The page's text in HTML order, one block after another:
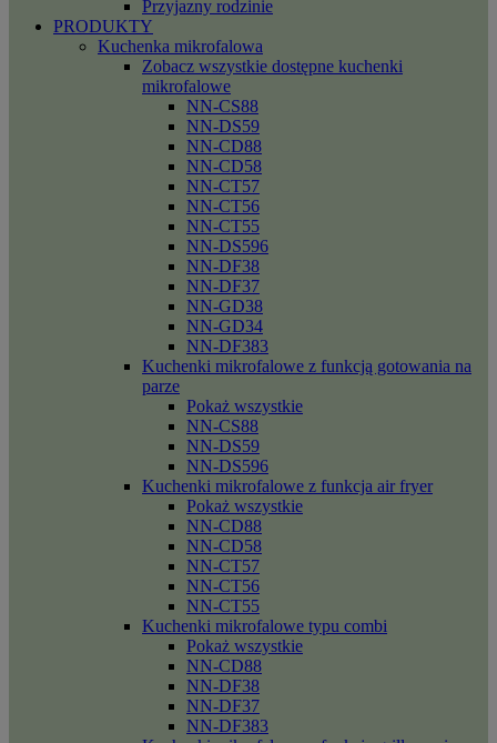
Przyjazny rodzinie
PRODUKTY
Kuchenka mikrofalowa
Zobacz wszystkie dostępne kuchenki
mikrofalowe
NN-CS88
NN-DS59
NN-CD88
NN-CD58
NN-CT57
NN-CT56
NN-CT55
NN-DS596
NN-DF38
NN-DF37
NN-GD38
NN-GD34
NN-DF383
Kuchenki mikrofalowe z funkcją gotowania na
parze
Pokaż wszystkie
NN-CS88
NN-DS59
NN-DS596
Kuchenki mikrofalowe z funkcja air fryer
Pokaż wszystkie
NN-CD88
NN-CD58
NN-CT57
NN-CT56
NN-CT55
Kuchenki mikrofalowe typu combi
Pokaż wszystkie
NN-CD88
NN-DF38
NN-DF37
NN-DF383